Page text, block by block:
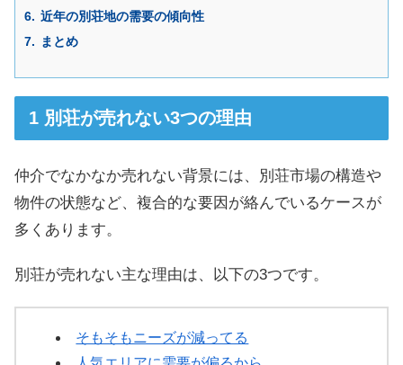
近年の別荘地の需要の傾向性
まとめ
別荘が売れない3つの理由
仲介でなかなか売れない背景には、別荘市場の構造や
物件の状態など、複合的な要因が絡んでいるケースが
多くあります。
別荘が売れない主な理由は、以下の3つです。
そもそもニーズが減ってる